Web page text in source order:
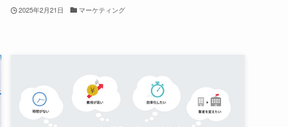
2025年2月21日 マーケティング